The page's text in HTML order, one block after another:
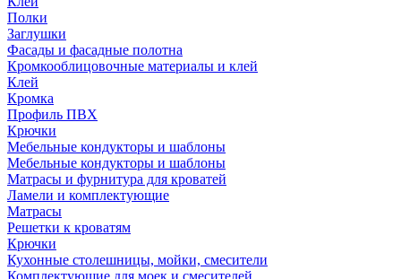
Полки
Заглушки
Фасады и фасадные полотна
Кромкооблицовочные материалы и клей
Клей
Кромка
Профиль ПВХ
Крючки
Мебельные кондукторы и шаблоны
Мебельные кондукторы и шаблоны
Матрасы и фурнитура для кроватей
Ламели и комплектующие
Матрасы
Решетки к кроватям
Крючки
Кухонные столешницы, мойки, смесители
Комплектующие для моек и смесителей